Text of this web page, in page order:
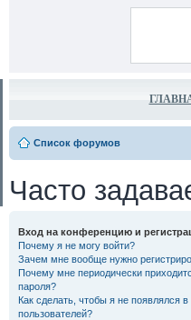
Список форумов
Часто
Вход на конференцию и
Почему я не могу войти?
Зачем мне вообще нужно
Почему мне периодически
пароля?
Как сделать, чтобы я не появлялся
пользователей?